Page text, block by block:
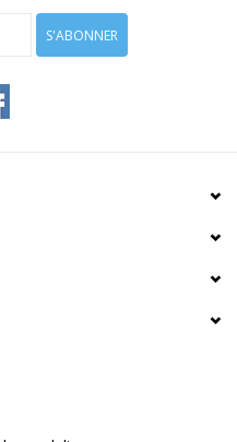
S'ABONNER